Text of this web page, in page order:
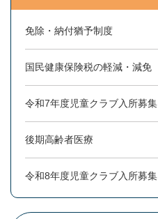
免除・納付猶予制度
国民健康保険税の軽減・減免
令和7年度児童クラブ入所募集
後期高齢者医療
令和8年度児童クラブ入所募集